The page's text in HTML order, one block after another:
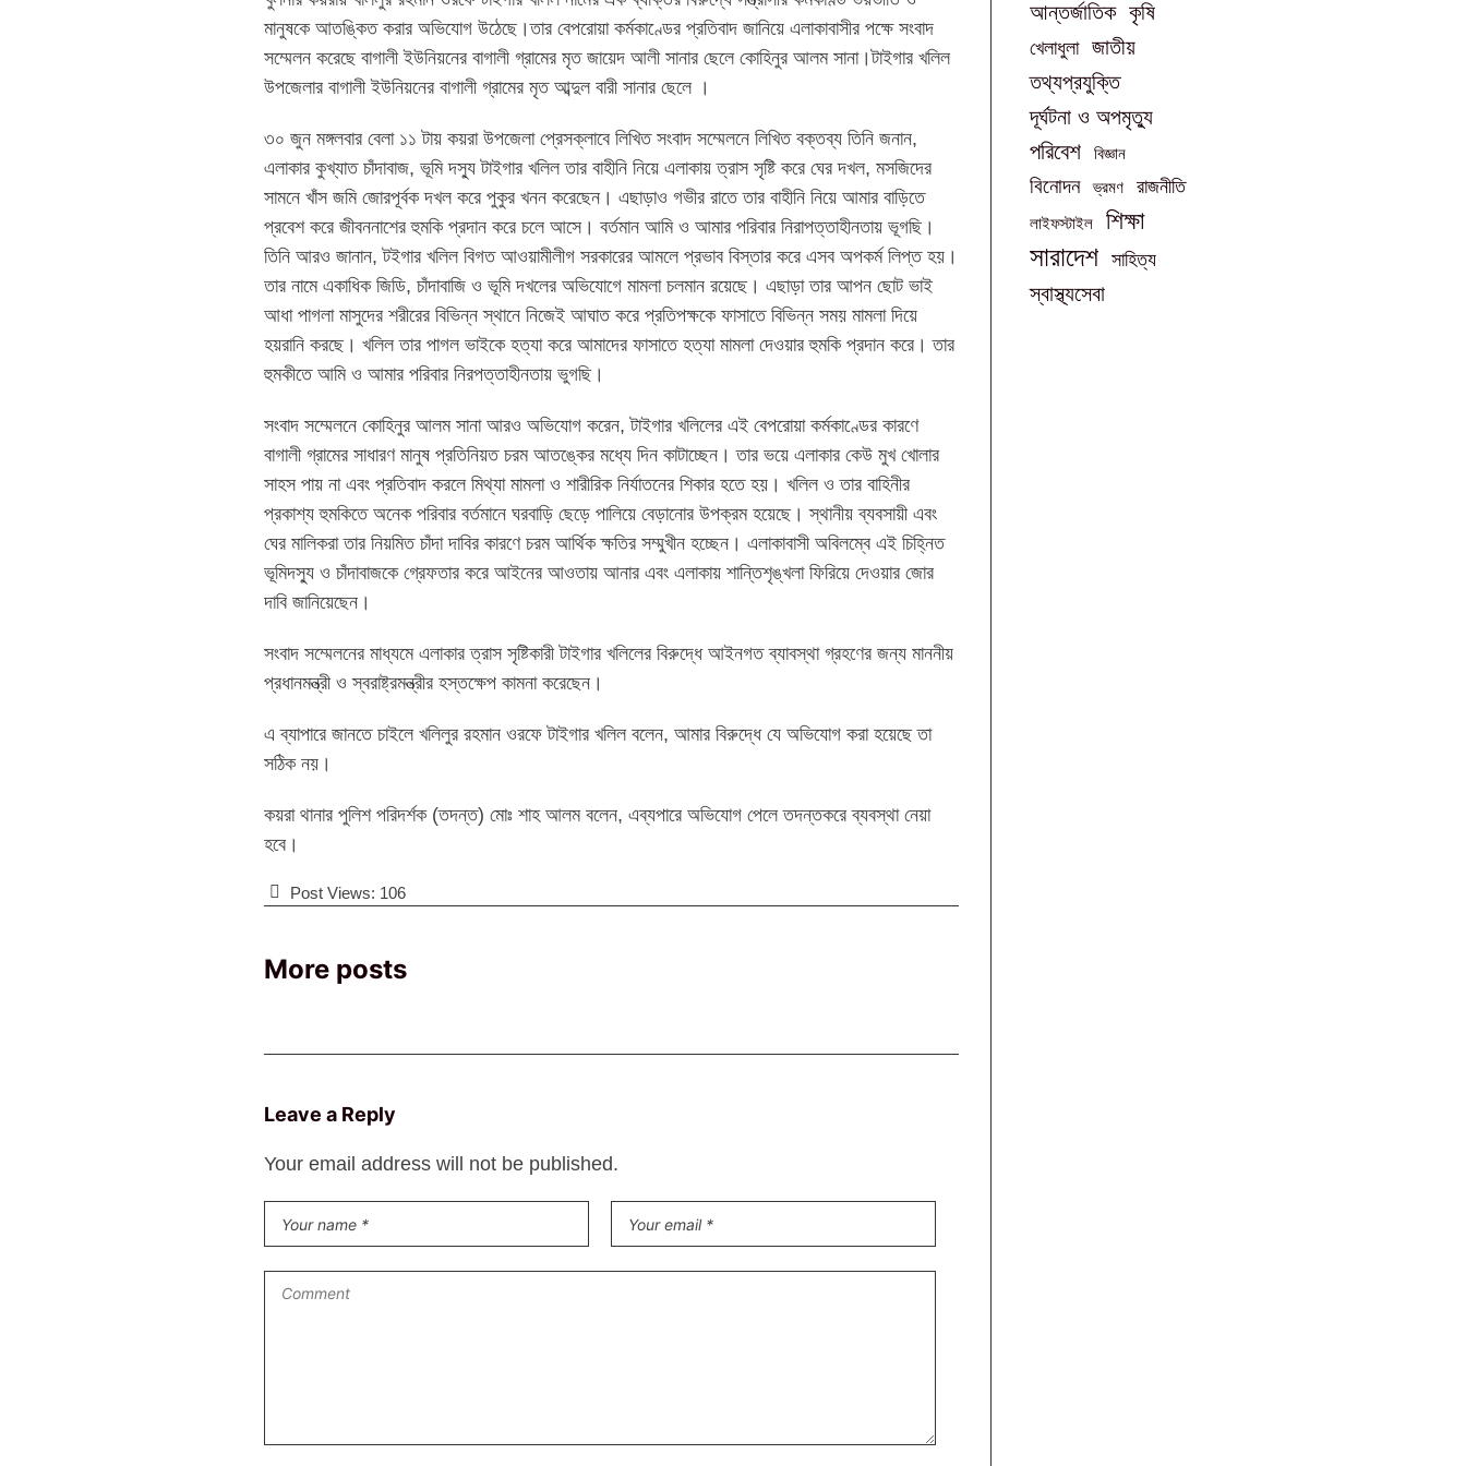
মানুষকে আতঙ্কিত করার অভিযোগ উঠেছে।তার বেপরোয়া কর্মকাণ্ডের প্রতিবাদ জানিয়ে এলাকাবাসীর পক্ষে সংবাদ
সম্মেলন করেছে বাগালী ইউনিয়নের বাগালী গ্রামের মৃত জায়েদ আলী সানার ছেলে কোহিনুর আলম সানা।টাইগার খলিল
উপজেলার বাগালী ইউনিয়নের বাগালী গ্রামের মৃত আব্দুল বারী সানার ছেলে ।
৩০ জুন মঙ্গলবার বেলা ১১ টায় কয়রা উপজেলা প্রেসক্লাবে লিখিত সংবাদ সম্মেলনে লিখিত বক্তব্য তিনি জনান,
এলাকার কুখ্যাত চাঁদাবাজ, ভূমি দস্যু টাইগার খলিল তার বাহীনি নিয়ে এলাকায় ত্রাস সৃষ্টি করে ঘের দখল, মসজিদের
সামনে খাঁস জমি জোরপূর্বক দখল করে পুকুর খনন করেছেন। এছাড়াও গভীর রাতে তার বাহীনি নিয়ে আমার বাড়িতে
প্রবেশ করে জীবননাশের হুমকি প্রদান করে চলে আসে। বর্তমান আমি ও আমার পরিবার নিরাপত্তাহীনতায় ভূগছি।
তিনি আরও জানান, টইগার খলিল বিগত আওয়ামীলীগ সরকারের আমলে প্রভাব বিস্তার করে এসব অপকর্ম লিপ্ত হয়।
তার নামে একাধিক জিডি, চাঁদাবাজি ও ভূমি দখলের অভিযোগে মামলা চলমান রয়েছে। এছাড়া তার আপন ছোট ভাই
আধা পাগলা মাসুদের শরীরের বিভিন্ন স্থানে নিজেই আঘাত করে প্রতিপক্ষকে ফাসাতে বিভিন্ন সময় মামলা দিয়ে
হয়রানি করছে। খলিল তার পাগল ভাইকে হত্যা করে আমাদের ফাসাতে হত্যা মামলা দেওয়ার হুমকি প্রদান করে। তার
হুমকীতে আমি ও আমার পরিবার নিরপত্তাহীনতায় ভুগছি।
সংবাদ সম্মেলনে কোহিনুর আলম সানা আরও অভিযোগ করেন, টাইগার খলিলের এই বেপরোয়া কর্মকাণ্ডের কারণে
বাগালী গ্রামের সাধারণ মানুষ প্রতিনিয়ত চরম আতঙ্কের মধ্যে দিন কাটাচ্ছেন। তার ভয়ে এলাকার কেউ মুখ খোলার
সাহস পায় না এবং প্রতিবাদ করলে মিথ্যা মামলা ও শারীরিক নির্যাতনের শিকার হতে হয়। খলিল ও তার বাহিনীর
প্রকাশ্য হুমকিতে অনেক পরিবার বর্তমানে ঘরবাড়ি ছেড়ে পালিয়ে বেড়ানোর উপক্রম হয়েছে। স্থানীয় ব্যবসায়ী এবং
ঘের মালিকরা তার নিয়মিত চাঁদা দাবির কারণে চরম আর্থিক ক্ষতির সম্মুখীন হচ্ছেন। এলাকাবাসী অবিলম্বে এই চিহ্নিত
ভূমিদস্যু ও চাঁদাবাজকে গ্রেফতার করে আইনের আওতায় আনার এবং এলাকায় শান্তিশৃঙ্খলা ফিরিয়ে দেওয়ার জোর
দাবি জানিয়েছেন।
সংবাদ সম্মেলনের মাধ্যমে এলাকার ত্রাস সৃষ্টিকারী টাইগার খলিলের বিরুদ্ধে আইনগত ব্যাবস্থা গ্রহণের জন্য মাননীয়
প্রধানমন্ত্রী ও স্বরাষ্ট্রমন্ত্রীর হস্তক্ষেপ কামনা করেছেন।
এ ব্যাপারে জানতে চাইলে খলিলুর রহমান ওরফে টাইগার খলিল বলেন, আমার বিরুদ্ধে যে অভিযােগ করা হয়েছে তা
সঠিক নয়।
কয়রা থানার পুলিশ পরিদর্শক (তদন্ত) মােঃ শাহ আলম বলেন, এব্যপারে অভিযোগ পেলে তদন্তকরে ব্যবস্থা নেয়া
হবে।
Post Views: 106
More posts
Leave a Reply
Your email address will not be published.
আন্তর্জাতিক কৃষি
খেলাধুলা জাতীয়
তথ্যপ্রযুক্তি
দূর্ঘটনা ও অপমৃত্যু
পরিবেশ বিজ্ঞান
বিনোদন ভ্রমণ রাজনীতি
লাইফস্টাইল শিক্ষা
সারাদেশ সাহিত্য
স্বাস্থ্যসেবা